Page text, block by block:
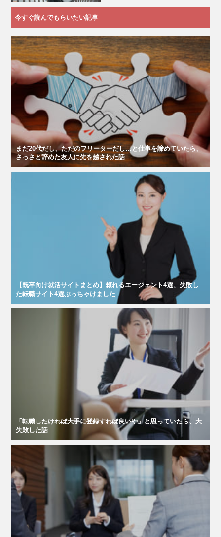
今すぐ読んでもらいたい記事
まだ20代だし、ただのフリーターだし…と仕事を諦めていたら、
さっさと辞めた友人に先を越された話
【既卒向け就活サイトまとめ】頼れるエージェント4選、失敗し
た転職サイト4選ぶっちゃけました
「転職したければ大手に登録すれば良いや」と思っていたら、大
失敗した話